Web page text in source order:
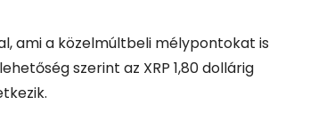
ami a közelmúltbeli mélypontokat is
szerint az XRP 1,80 dollárig